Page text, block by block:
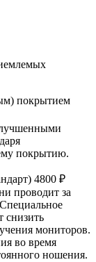
покрытием
покрытию.
4800 ₽
проводит за
снизить
мониторов.
во время
ношения.